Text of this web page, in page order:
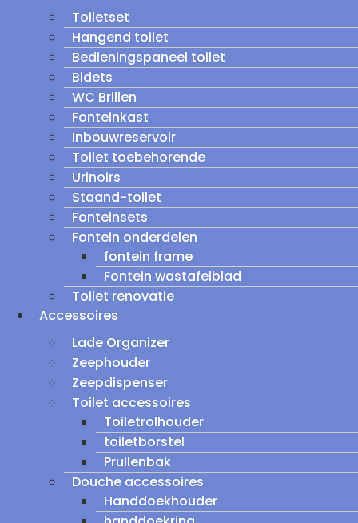
Toiletset
Hangend toilet
Bedieningspaneel toilet
Bidets
WC Brillen
Fonteinkast
Inbouwreservoir
Toilet toebehorende
Urinoirs
Staand-toilet
Fonteinsets
Fontein onderdelen
fontein frame
Fontein wastafelblad
Toilet renovatie
Accessoires
Lade Organizer
Zeephouder
Zeepdispenser
Toilet accessoires
Toiletrolhouder
toiletborstel
Prullenbak
Douche accessoires
Handdoekhouder